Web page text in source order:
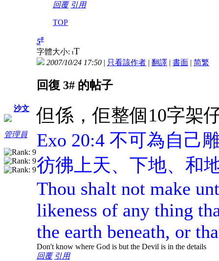
回覆 引用
TOP
沙文
管理員
5#
字體大小: tT
2007/10/24 17:50 | 只看該作者 | 翻譯 | 書面 | 简繁
回復 3# 的帖子
但係，佢整個10字架
Exo 20:4 不可為自己
彷彿上天、下地、和
Thou shalt not make
likeness of any thing
the earth beneath, or
Don't know where God is but the Devil is in the details
回覆 引用